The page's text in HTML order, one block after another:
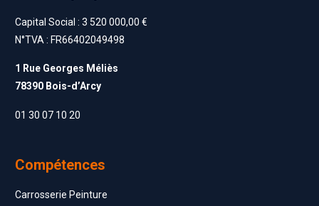
Capital Social : 3 520 000,00 €
N°TVA : FR66402049498
1 Rue Georges Méliès
78390 Bois-d’Arcy
01 30 07 10 20
Compétences
Carrosserie Peinture